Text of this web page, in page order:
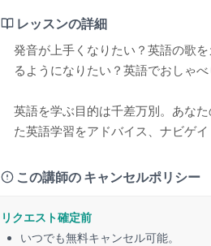
レッスンの詳細
発音が上手くなりたい？英語の歌
るようになりたい？英語でおしゃ
英語を学ぶ目的は千差万別。あな
た英語学習をアドバイス、ナビゲイ
この講師の キャンセルポリシー
リクエスト確定前
いつでも無料キャンセル可能。